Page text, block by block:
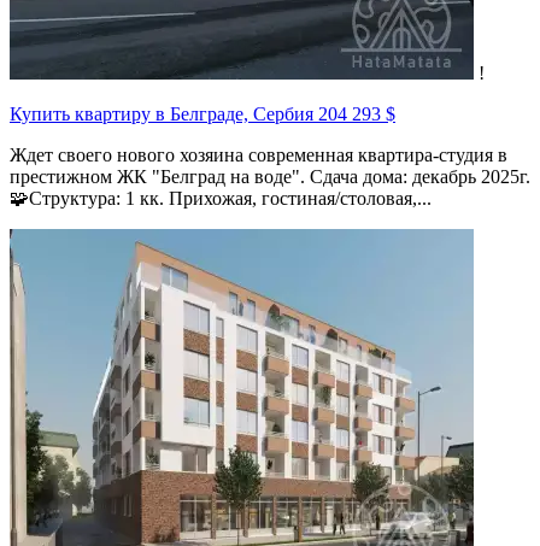
!
Купить квартиру в Белграде, Сербия 204 293 $
Ждет своего нового хозяина современная квартира-студия в
престижном ЖК "Белград на воде". Сдача дома: декабрь 2025г.
🧩Структура: 1 кк. Прихожая, гостиная/столовая,...